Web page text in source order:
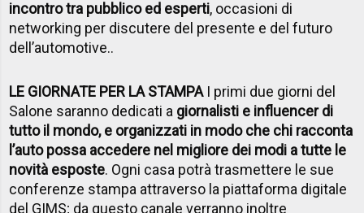
incontro tra pubblico ed esperti, occasioni di
networking per discutere del presente e del futuro
dell’automotive..
LE GIORNATE PER LA STAMPAI primi due giorni del
Salone saranno dedicati a giornalisti e influencer di
tutto il mondo, e organizzati in modo che chi racconta
l’auto possa accedere nel migliore dei modi a tutte le
novità esposte. Ogni casa potrà trasmettere le sue
conferenze stampa attraverso la piattaforma digitale
del GIMS; da questo canale verranno inoltre